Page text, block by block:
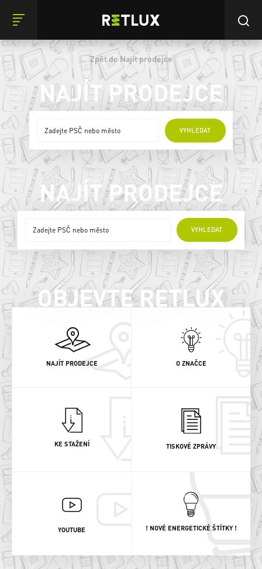
Zpět do Najít prodejce
NAJÍT PRODEJCE
VYHLEDAT
ONLINE PRODEJCI
NAJÍT PRODEJCE
VYHLEDAT
ONLINE PRODEJCI
OBJEVTE RETLUX
NAJÍT PRODEJCE O ZNAČCE
KE STAŽENÍ TISKOVÉ ZPRÁVY
YOUTUBE ! NOVÉ ENERGETICKÉ ŠTÍTKY !